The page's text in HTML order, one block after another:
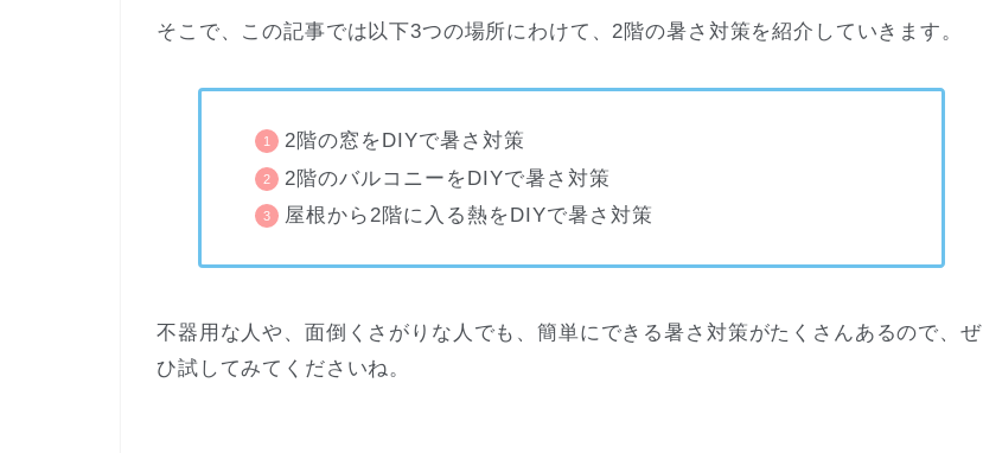
そこで、この記事では以下3つの場所にわけて、2階の暑さ対策を紹介していきます。
2階の窓をDIYで暑さ対策
2階のバルコニーをDIYで暑さ対策
屋根から2階に入る熱をDIYで暑さ対策
不器用な人や、面倒くさがりな人でも、簡単にできる暑さ対策がたくさんあるので、ぜ
ひ試してみてくださいね。